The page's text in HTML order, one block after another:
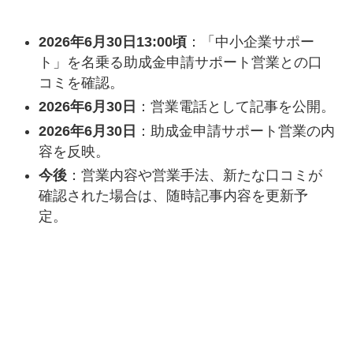
2026年6月30日13:00頃 ：「中小企業サポー
ト」を名乗る助成金申請サポート営業との口
コミを確認。
2026年6月30日 ：営業電話として記事を公開。
2026年6月30日 ：助成金申請サポート営業の内
容を反映。
今後 ：営業内容や営業手法、新たな口コミが
確認された場合は、随時記事内容を更新予
定。